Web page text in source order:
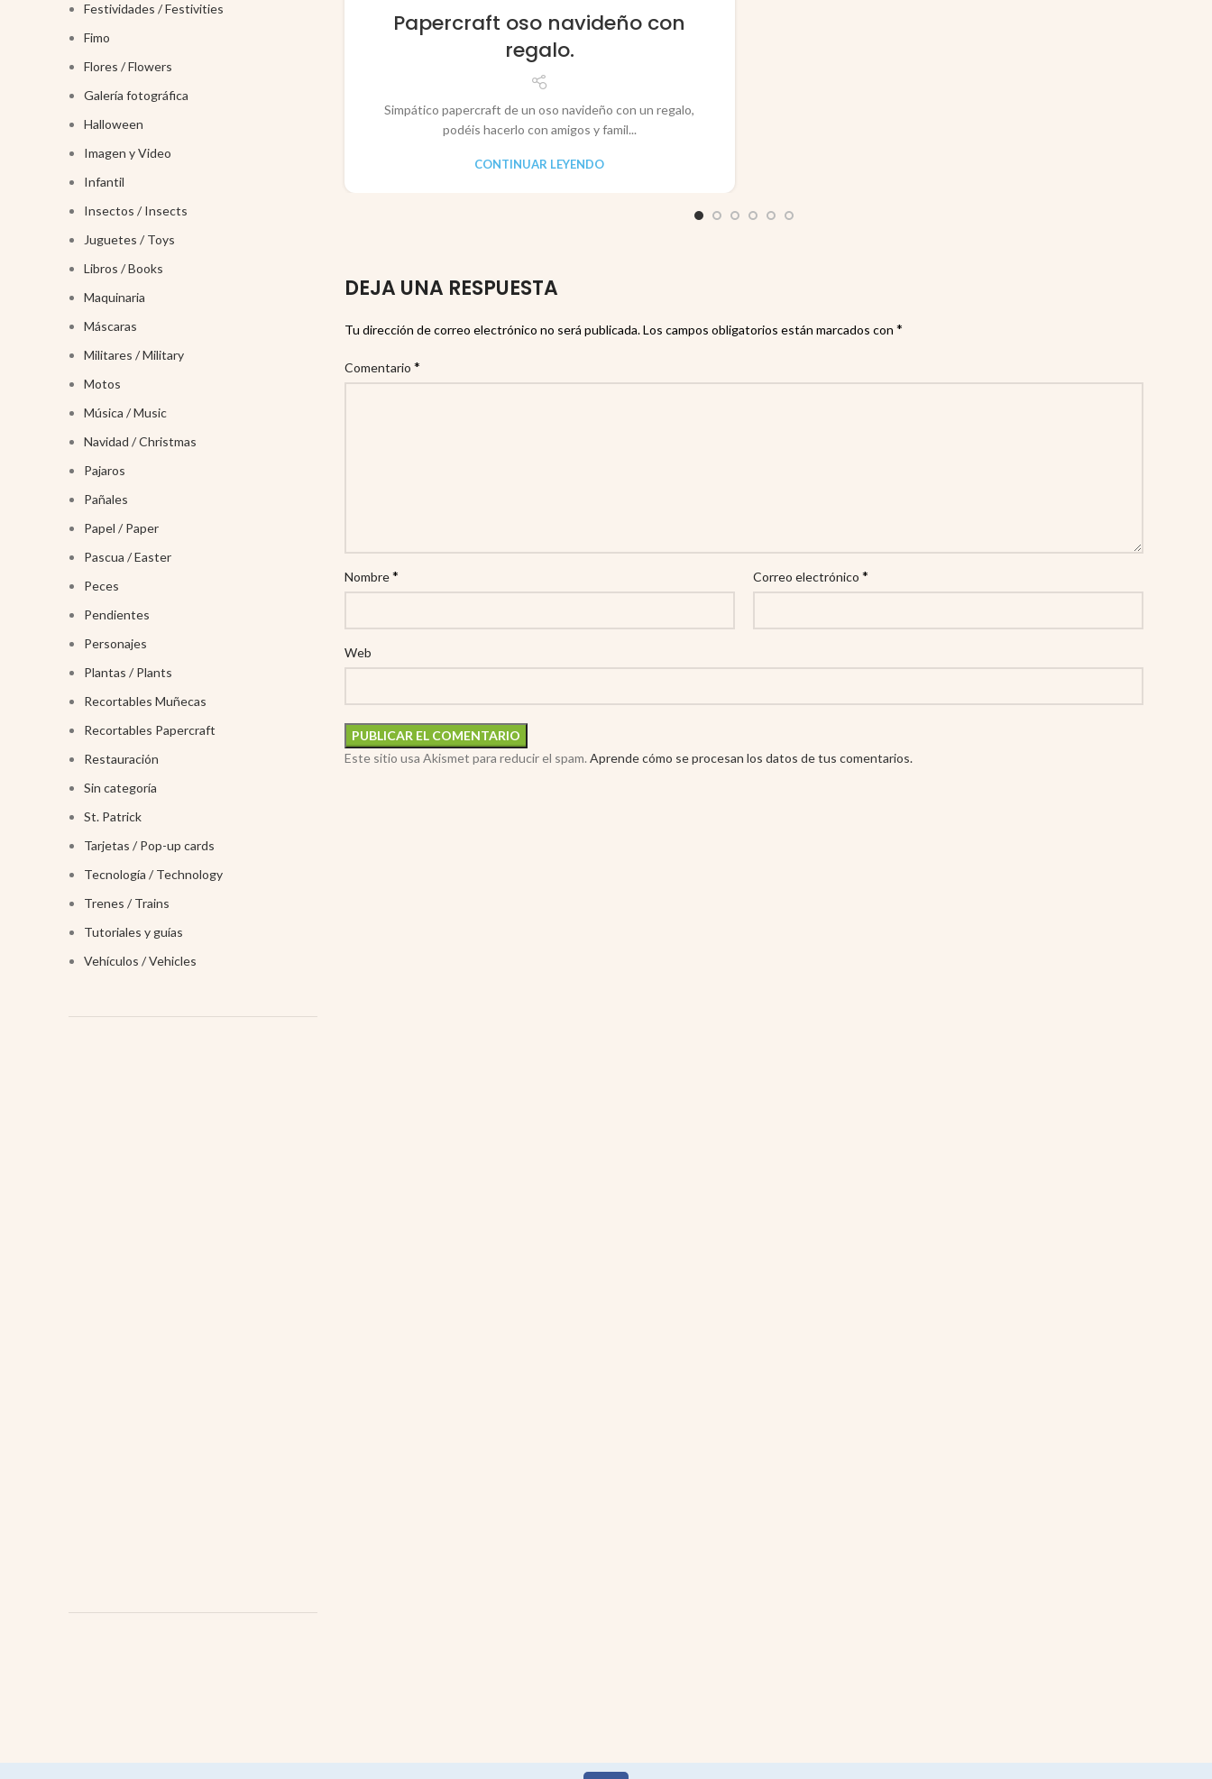
Papercraft oso navideño con
regalo.
Simpático papercraft de un oso navideño con un regalo,
podéis hacerlo con amigos y famil...
CONTINUAR LEYENDO
DEJA UNA RESPUESTA
Tu dirección de correo electrónico no será publicada. Los campos obligatorios están marcados con *
Comentario *
Nombre* Correo electrónico *
Web
Este sitio usa Akismet para reducir el spam. Aprende cómo se procesan los datos de tus comentarios.
Festividades / Festivities
Fimo
Flores / Flowers
Galería fotográfica
Halloween
Imagen y Video
Infantil
Insectos / Insects
Juguetes / Toys
Libros / Books
Maquinaria
Máscaras
Militares / Military
Motos
Música / Music
Navidad / Christmas
Pajaros
Pañales
Papel / Paper
Pascua / Easter
Peces
Pendientes
Personajes
Plantas / Plants
Recortables Muñecas
Recortables Papercraft
Restauración
Sin categoría
St. Patrick
Tarjetas / Pop-up cards
Tecnología / Technology
Trenes / Trains
Tutoriales y guías
Vehículos / Vehicles